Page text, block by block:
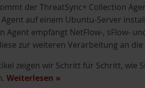
der ThreatSync+ Collection
auf einem Ubuntu-Server
Agent empfängt NetFlow-, sFlow-
zur weiteren Verarbeitung an die
zeigen wir Schritt für Schritt, wie
Weiterlesen »